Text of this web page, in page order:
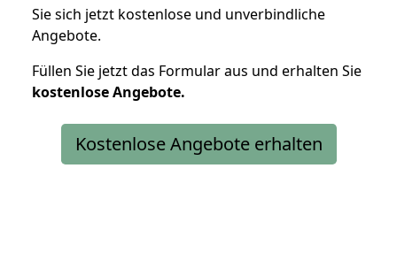
Sie sich jetzt kostenlose und unverbindliche
Angebote.
Füllen Sie jetzt das Formular aus und erhalten Sie
kostenloseAngebote.
Kostenlose Angebote erhalten